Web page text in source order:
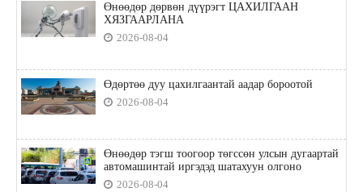
Өнөөдөр дөрвөн дүүрэгт ЦАХИЛГААН
ХЯЗГААРЛАНА
2026-08-04
Өдөртөө дуу цахилгаантай аадар бороотой
2026-08-04
Өнөөдөр тэгш тоогоор төгссөн улсын дугаартай
автомашинтай иргэдэд шатахуун олгоно
2026-08-04